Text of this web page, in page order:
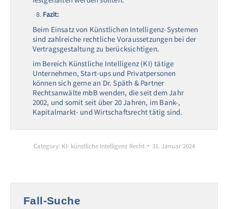
Fazit:
Beim Einsatz von Künstlichen Intelligenz-Systemen
sind zahlreiche rechtliche Voraussetzungen bei der
Vertragsgestaltung zu berücksichtigen.
im Bereich Künstliche Intelligenz (KI) tätige
Unternehmen, Start-ups und Privatpersonen
können sich gerne an Dr. Späth & Partner
Rechtsanwälte mbB wenden, die seit dem Jahr
2002, und somit seit über 20 Jahren, im Bank-,
Kapitalmarkt- und Wirtschaftsrecht tätig sind.
Category: KI- künstliche Intelligenz Recht 31. Januar 2024
Fall-Suche